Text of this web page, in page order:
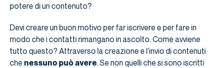
potere di un contenuto?
Devi creare un buon motivo per far iscrivere e per fare in
modo che i contatti rimangano in ascolto. Come avviene
tutto questo? Attraverso la creazione e l’invio di contenuti
che nessuno può avere. Se non quelli che si sono iscritti